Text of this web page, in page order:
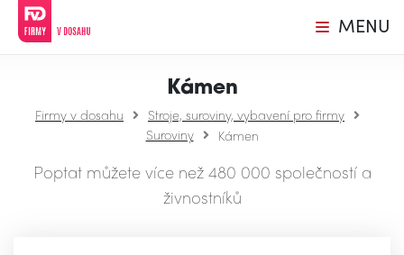
MENU
Kámen
Firmy v dosahu
Stroje, suroviny, vybavení pro firmy
Suroviny
Kámen
Poptat můžete více než 480 000 společností a
živnostníků